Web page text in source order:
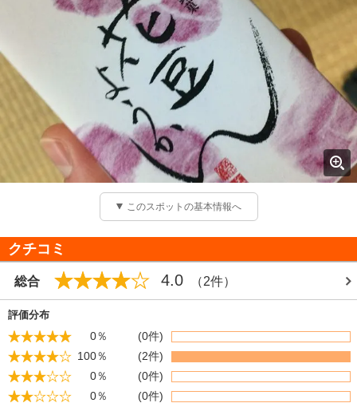
このスポットの基本情報へ
クチコミ
総合 4.0 （2件）
評価分布
0％
(0件)
100％
(2件)
0％
(0件)
0％
(0件)